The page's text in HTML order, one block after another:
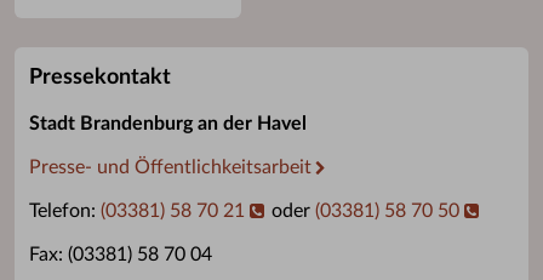
Pressekontakt
Stadt Brandenburg an der Havel
Presse- und Öffentlichkeitsarbeit
Telefon: (03381) 58 70 21 oder (03381) 58 70 50
Fax: (03381) 58 70 04